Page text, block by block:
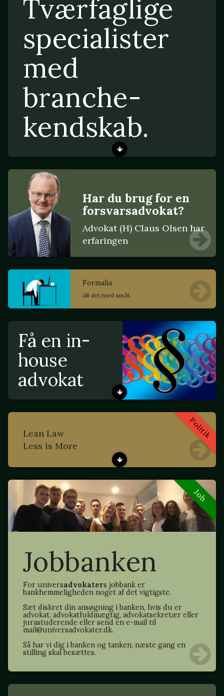
Tværfaglige
specialister
med
branche-
kendskab.
Har du brug for en
forsvarsadvokat?
Advokat (H) Claus Olsen har
erfaringen
Formalia
Alt det med småt.
Få en in-
house
advokat
Politik
Lean Law
Less is More
Job
Jobbanken
For universadvokaters jobbank er
bankhemmeligheden noget af det vigtigste.
Sæt diskret din ansøgning i banken, hvis du er
advokat, advokatfuldmægtig, advokatsekretær eller
jurastuderende eller send en e-mail til
mail@universadvokater.dk.
Så har vi dig i banken og tanken, næste gang en
stilling skal besættes.